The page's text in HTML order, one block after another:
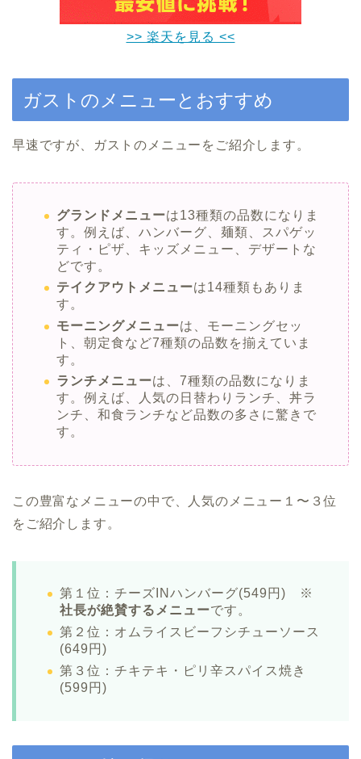
>> 楽天を見る <<
ガストのメニューとおすすめ
早速ですが、ガストのメニューをご紹介します。
グランドメニューは13種類の品数になりま
す。例えば、ハンバーグ、麺類、スパゲッ
ティ・ピザ、キッズメニュー、デザートな
どです。
テイクアウトメニューは14種類もありま
す。
モーニングメニューは、モーニングセッ
ト、朝定食など7種類の品数を揃えていま
す。
ランチメニューは、7種類の品数になりま
す。例えば、人気の日替わりランチ、丼ラ
ンチ、和食ランチなど品数の多さに驚きで
す。
この豊富なメニューの中で、人気のメニュー１〜３位
をご紹介します。
第１位：チーズINハンバーグ(549円) ※
社長が絶賛するメニューです。
第２位：オムライスビーフシチューソース
(649円)
第３位：チキテキ・ピリ辛スパイス焼き
(599円)